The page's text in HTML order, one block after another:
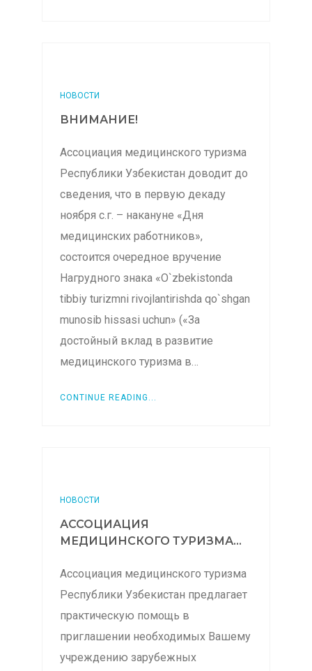
НОВОСТИ
ВНИМАНИЕ!
Ассоциация медицинского туризма
Республики Узбекистан доводит до
сведения, что в первую декаду
ноября с.г. – накануне «Дня
медицинских работников»,
состоится очередное вручение
Нагрудного знака «O`zbekistonda
tibbiy turizmni rivojlantirishda qo`shgan
munosib hissasi uchun» («За
достойный вклад в развитие
медицинского туризма в…
CONTINUE READING...
НОВОСТИ
АССОЦИАЦИЯ
МЕДИЦИНСКОГО ТУРИЗМА...
Ассоциация медицинского туризма
Республики Узбекистан предлагает
практическую помощь в
приглашении необходимых Вашему
учреждению зарубежных